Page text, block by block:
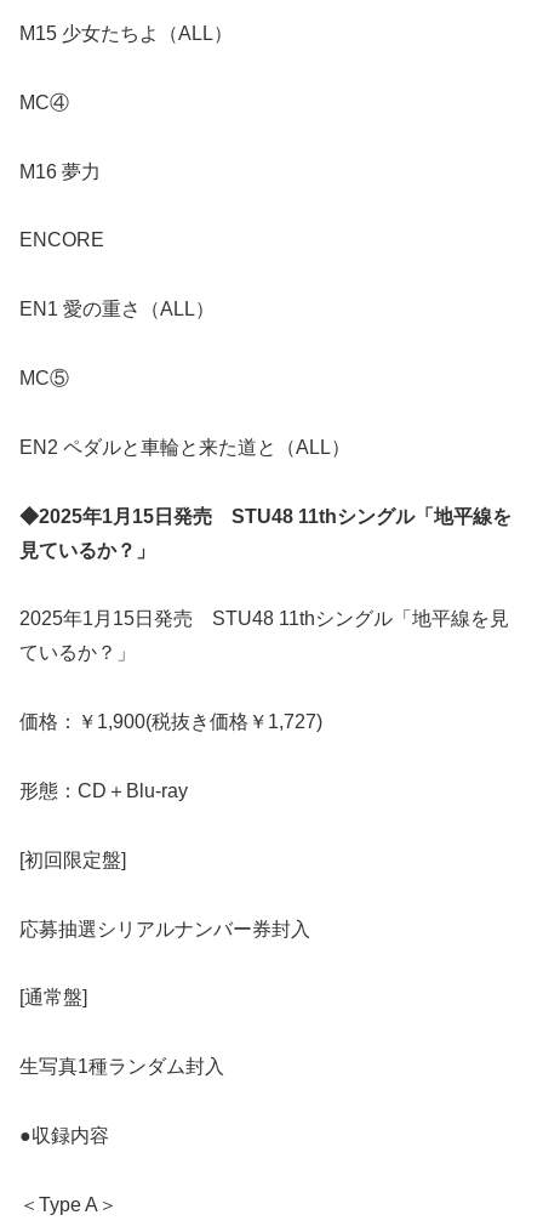
M15 少女たちよ（ALL）
MC④
M16 夢力
ENCORE
EN1 愛の重さ（ALL）
MC⑤
EN2 ペダルと車輪と来た道と（ALL）
◆2025年1月15日発売 STU48 11thシングル「地平線を
見ているか？」
2025年1月15日発売 STU48 11thシングル「地平線を見
ているか？」
価格：￥1,900(税抜き価格￥1,727)
形態：CD＋Blu-ray
[初回限定盤]
応募抽選シリアルナンバー券封入
[通常盤]
生写真1種ランダム封入
●収録内容
＜Type A＞